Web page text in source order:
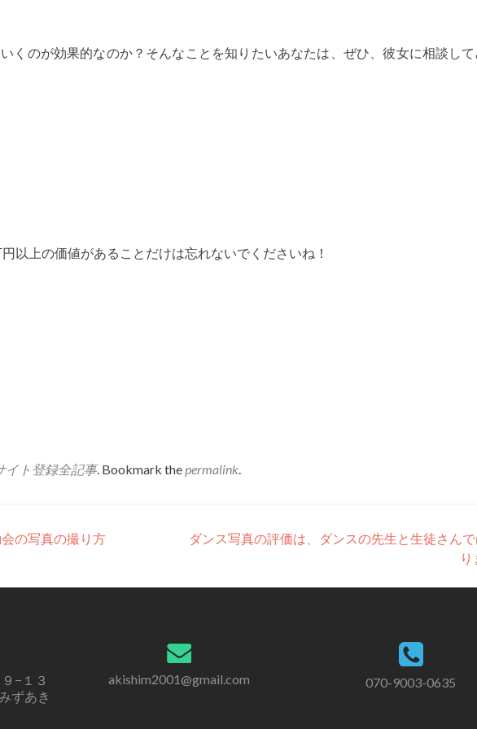
くのが効果的なのか？そんなことを知りたいあなたは、ぜひ、彼女に相談し
以上の価値があることだけは忘れないでくださいね！
イト登録全記事. Bookmark thepermalink.
の写真の撮り方
ダンス写真の評価は、ダンスの先生と生徒さん
−１３
ずあき
akishim2001@gmail.com 070-9003-0635